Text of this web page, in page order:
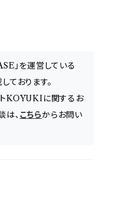
」を運営している
おります。
KOYUKIに関するお
は、 こちらからお問い